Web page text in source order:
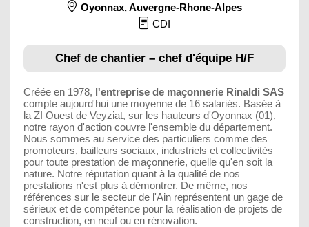
Oyonnax,Auvergne-Rhone-Alpes
CDI
Chef de chantier – chef d'équipe H/F
Créée en 1978, l'entreprise de maçonnerie Rinaldi SAS
compte aujourd'hui une moyenne de 16 salariés. Basée à
la ZI Ouest de Veyziat, sur les hauteurs d'Oyonnax (01),
notre rayon d'action couvre l'ensemble du département.
Nous sommes au service des particuliers comme des
promoteurs, bailleurs sociaux, industriels et collectivités
pour toute prestation de maçonnerie, quelle qu'en soit la
nature. Notre réputation quant à la qualité de nos
prestations n'est plus à démontrer. De même, nos
références sur le secteur de l'Ain représentent un gage de
sérieux et de compétence pour la réalisation de projets de
construction, en neuf ou en rénovation.